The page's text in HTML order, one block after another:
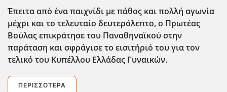
Έπειτα από ένα παιχνίδι με πάθος και πολλή αγωνία
μέχρι και το τελευταίο δευτερόλεπτο, ο Πρωτέας
Βούλας επικράτησε του Παναθηναϊκού στην
παράταση και σφράγισε το εισιτήριό του για τον
τελικό του Κυπέλλου Ελλάδας Γυναικών.
ΠΕΡΙΣΣΌΤΕΡΑ